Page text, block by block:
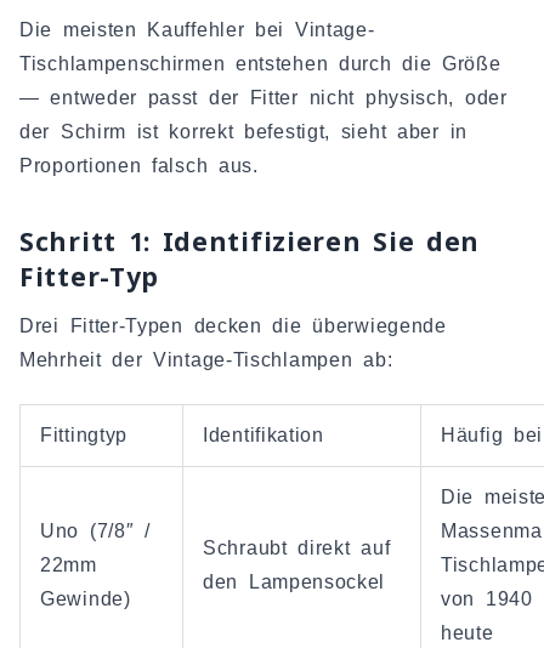
Die meisten Kauffehler bei Vintage-
Tischlampenschirmen entstehen durch die Größe
— entweder passt der Fitter nicht physisch, oder
der Schirm ist korrekt befestigt, sieht aber in
Proportionen falsch aus.
Schritt 1: Identifizieren Sie den
Fitter-Typ
Drei Fitter-Typen decken die überwiegende
Mehrheit der Vintage-Tischlampen ab:
Fittingtyp Identifikation Häufig bei
Uno (7/8″ /
22mm
Gewinde)
Schraubt direkt auf
den Lampensockel
Die
von 1940
heute